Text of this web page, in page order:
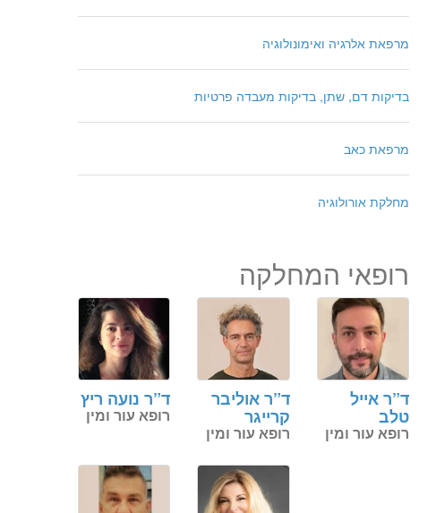
מרפאת אלרגיה ואימונולוגיה
בדיקות דם, שתן, בדיקות מעבדה פרטיות
מרפאת כאב
מחלקת אורולוגיה
רופאי המחלקה
ד”ר נועה ריץ
רופא עור ומין
ד”ר אוליבר
קרייגר
רופא עור ומין
ד”ר אייל
טלב
רופא עור ומין